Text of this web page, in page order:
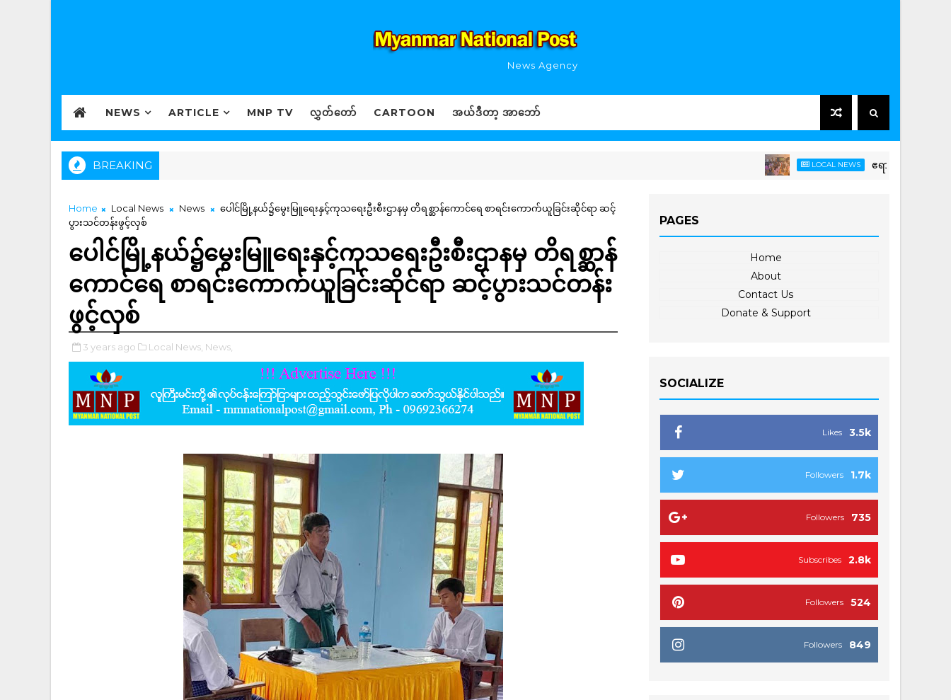
News Agency
NEWS ARTICLE MNP TV လွှတ်တော် CARTOON အယ်ဒီတာ့ အာဘော်
BREAKING LOCAL NEWS ဧရာဝတီမြစ်ဆုံ-မြစ်ညာမြစ်ဝှ
Home Local News News
ပေါင်မြို့နယ်၌မွေးမြူရေးနှင့်ကုသရေးဦးစီးဌာနမှ တိရစ္ဆာန်ကောင်ရေ စာရင်းကောက်ယူခြင်းဆိုင်ရာ ဆင့်
ပွားသင်တန်းဖွင့်လှစ်
ပေါင်မြို့နယ်၌မွေးမြူရေးနှင့်ကုသရေးဦးစီးဌာနမှ တိရစ္ဆာန်
ကောင်ရေ စာရင်းကောက်ယူခြင်းဆိုင်ရာ ဆင့်ပွားသင်တန်း
ဖွင့်လှစ်
3 years ago Local News, News,
PAGES
Home
About
Contact Us
Donate & Support
SOCIALIZE
3.5k
Likes
1.7k
Followers
735
Followers
2.8k
Subscribes
524
Followers
849
Followers